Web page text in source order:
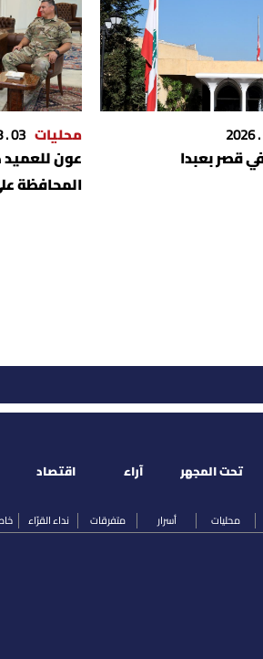
قصر بعبدا
محليات 03 . 08 . 2026
عون
المحافظة
محليات أسرار متفرقات نداء القرّاء
تحت المجهر آراء اقتصاد